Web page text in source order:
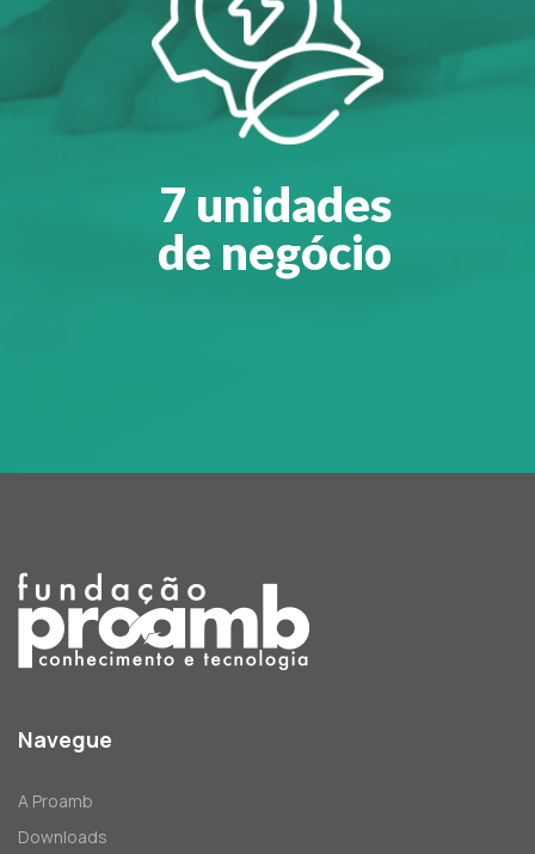
7 unidades
de negócio
Navegue
A Proamb
Downloads